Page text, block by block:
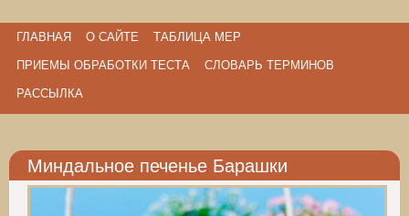
ГЛАВНАЯ О САЙТЕ ТАБЛИЦА МЕР
ПРИЕМЫ ОБРАБОТКИ ТЕСТА СЛОВАРЬ ТЕРМИНОВ
РАССЫЛКА
Миндальное печенье Барашки